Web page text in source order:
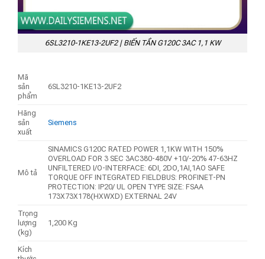
6SL3210-1KE13-2UF2 | BIẾN TẦN G120C 3AC 1,1 KW
Mã
sản
phẩm
6SL3210-1KE13-2UF2
Hãng
sản
xuất
Siemens
Mô tả
SINAMICS G120C RATED POWER 1,1KW WITH 150%
OVERLOAD FOR 3 SEC 3AC380-480V +10/-20% 47-63HZ
UNFILTERED I/O-INTERFACE: 6DI, 2DO,1AI,1AO SAFE
TORQUE OFF INTEGRATED FIELDBUS: PROFINET-PN
PROTECTION: IP20/ UL OPEN TYPE SIZE: FSAA
173X73X178(HXWXD) EXTERNAL 24V
Trọng
lượng
(kg)
1,200 Kg
Kích